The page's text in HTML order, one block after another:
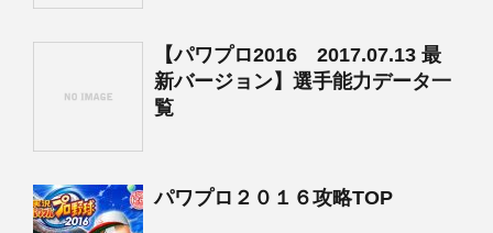
【パワプロ2016 2017.07.13 最
新バージョン】選手能力データ一
覧
パワプロ２０１６攻略TOP